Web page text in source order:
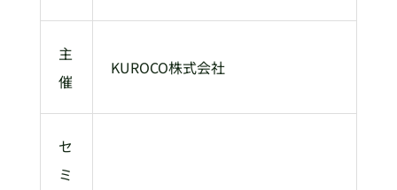
主
催
KUROCO株式会社
セ
ミ